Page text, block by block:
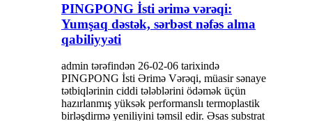
PINGPONG İsti ərimə vərəqi:
Yumşaq dəstək, sərbəst nəfəs alma
qabiliyyəti
admin tərəfindən 26-02-06 tarixində
PINGPONG İsti Ərimə Vərəqi, müasir sənaye
tətbiqlərinin ciddi tələblərini ödəmək üçün
hazırlanmış yüksək performanslı termoplastik
birləşdirmə yeniliyini təmsil edir. Əsas substrat